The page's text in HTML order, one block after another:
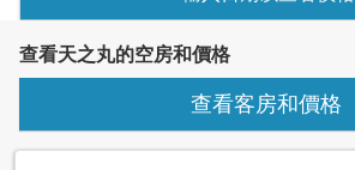
查看天之丸的空房和價格
查看客房和價格